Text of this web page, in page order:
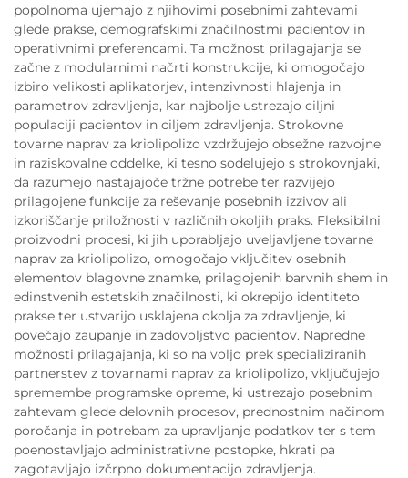
popolnoma ujemajo z njihovimi posebnimi zahtevami
glede prakse, demografskimi značilnostmi pacientov in
operativnimi preferencami. Ta možnost prilagajanja se
začne z modularnimi načrti konstrukcije, ki omogočajo
izbiro velikosti aplikatorjev, intenzivnosti hlajenja in
parametrov zdravljenja, kar najbolje ustrezajo ciljni
populaciji pacientov in ciljem zdravljenja. Strokovne
tovarne naprav za kriolipolizo vzdržujejo obsežne razvojne
in raziskovalne oddelke, ki tesno sodelujejo s strokovnjaki,
da razumejo nastajajoče tržne potrebe ter razvijejo
prilagojene funkcije za reševanje posebnih izzivov ali
izkoriščanje priložnosti v različnih okoljih praks. Fleksibilni
proizvodni procesi, ki jih uporabljajo uveljavljene tovarne
naprav za kriolipolizo, omogočajo vključitev osebnih
elementov blagovne znamke, prilagojenih barvnih shem in
edinstvenih estetskih značilnosti, ki okrepijo identiteto
prakse ter ustvarijo usklajena okolja za zdravljenje, ki
povečajo zaupanje in zadovoljstvo pacientov. Napredne
možnosti prilagajanja, ki so na voljo prek specializiranih
partnerstev z tovarnami naprav za kriolipolizo, vključujejo
spremembe programske opreme, ki ustrezajo posebnim
zahtevam glede delovnih procesov, prednostnim načinom
poročanja in potrebam za upravljanje podatkov ter s tem
poenostavljajo administrativne postopke, hkrati pa
zagotavljajo izčrpno dokumentacijo zdravljenja.